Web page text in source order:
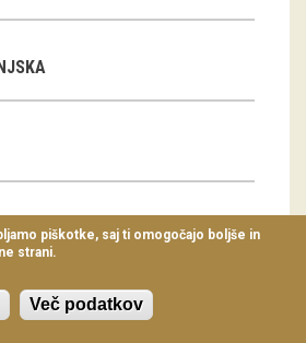
piškotke, saj ti omogočajo boljše in
strani.
Več podatkov